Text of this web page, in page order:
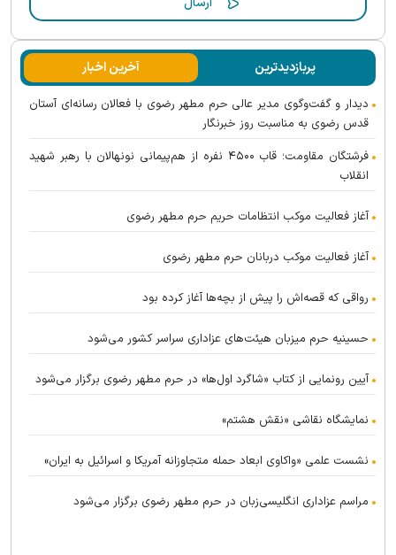
پربازدیدترین آخرین اخبار
دیدار و گفت‌وگوی مدیر عالی حرم مطهر رضوی با فعالان رسانه‌ای آستان
قدس رضوی به مناسبت روز خبرنگار
فرشتگان مقاومت؛ قاب ۴۵۰۰ نفره از هم‌پیمانی نونهالان با رهبر شهید
انقلاب
آغاز فعالیت موکب انتظامات حریم حرم مطهر رضوی
آغاز فعالیت موکب دربانان حرم مطهر رضوی
رواقی که قصه‌اش را پیش از بچه‌ها آغاز کرده بود
حسینیه حرم میزبان هیئت‌های عزاداری سراسر کشور می‌شود
آیین رونمایی از کتاب «شاگرد اول‌ها» در حرم مطهر رضوی برگزار می‌شود
نمایشگاه نقاشی «نقش هشتم»
نشست علمی «واکاوی ابعاد حمله متجاوزانه آمریکا و اسرائیل به ایران»
مراسم عزاداری انگلیسی‌زبان در حرم مطهر رضوی برگزار می‌شود